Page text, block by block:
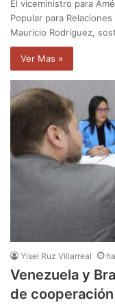
El viceministro para
Popular para
Mauricio Rodríguez,
Ver Mas »
Yisel Ruz Villarreal
Venezuela y
de